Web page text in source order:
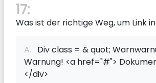
17:
Was ist der richtige Weg, um Link
A. Div class = & quot;
Warnung! <a href="#">
</div>